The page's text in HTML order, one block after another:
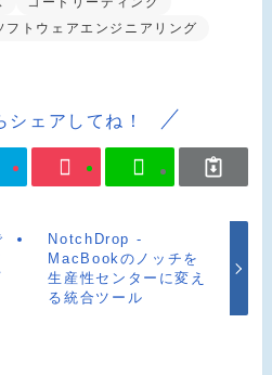
フトウェアエンジニアリング
シェアしてね！
NotchDrop -
MacBookのノッチを
生産性センターに変え
る統合ツール